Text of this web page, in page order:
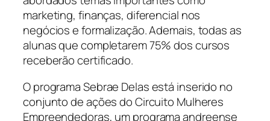
marketing, finanças, diferencial nos
negócios e formalização. Ademais, todas as
alunas que completarem 75% dos cursos
receberão certificado.
O programa Sebrae Delas está inserido no
conjunto de ações do Circuito Mulheres
Empreendedoras, um programa andreense